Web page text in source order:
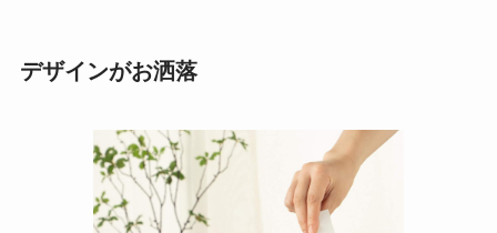
デザインがお洒落